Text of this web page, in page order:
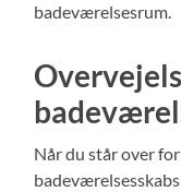
badeværelsesrum.
Når du står over